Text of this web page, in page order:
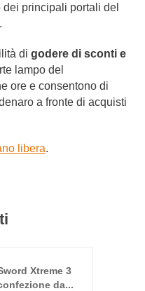
principali portali del
di godere di sconti e
lampo del
ore e consentono di
a fronte di acquisti
libera.
Xtreme 3
da...